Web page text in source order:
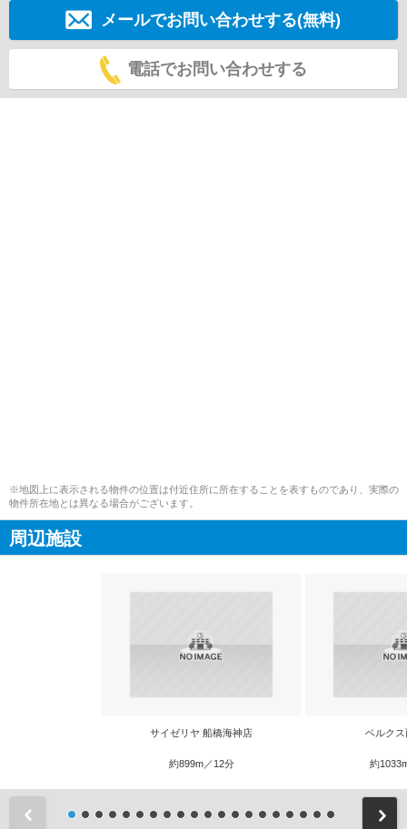
メールでお問い合わせする(無料)
電話でお問い合わせする
※地図上に表示される物件の位置は付近住所に所在することを表すものであり、実際の
物件所在地とは異なる場合がございます。
周辺施設
サイゼリヤ 船橋海神店
約899m／12分
ベルク
約